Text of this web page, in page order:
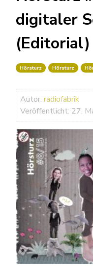
digitaler
(Editorial)
Hörsturz Hörsturz
Autor: radiofabrik
Veröffentlicht: 27.